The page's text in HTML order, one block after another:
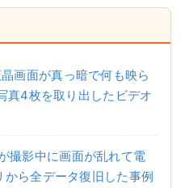
画面が真っ暗で何も映ら
真4枚を取り出したビデオ
撮影中に画面が乱れて電
ら全データ復旧した事例